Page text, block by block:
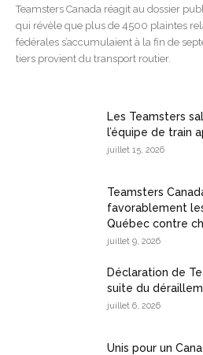
Teamsters Canada réagit au dossier
qui révèle que plus de 4500 plaintes
fédérales s’accumulaient à la fin de
tiers provient du transport routier.
Les Teamsters
l’équipe de train
juillet 15, 2026
Teamsters
favorablement
Québec contre
juillet 9, 2026
Déclaration de
suite du
juillet 6, 2026
Unis pour un